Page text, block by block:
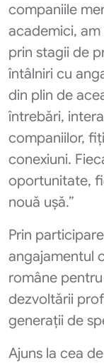
companiile
academici,
prin stagii de
întâlniri cu
din plin de
întrebări,
companiilor,
conexiuni.
oportunitate,
nouă ușă.”
Prin
angajamentul
române
dezvoltării
generații de
Ajuns la cea